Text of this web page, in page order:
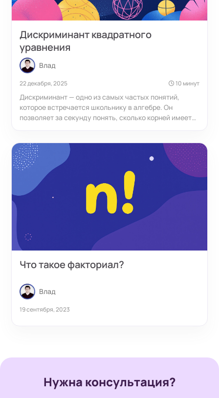
Дискриминант квадратного
уравнения
Влад
22 декабря, 2025 10 минут
Дискриминант — одно из самых частых понятий,
которое встречается школьнику в алгебре. Он
позволяет за секунду понять, сколько корней имеет
дискриминантом не обойтись ни на контрольных, ни
на ОГЭ, ни на ЕГЭ, ни в задачах по физике или
геометрии.
Что такое факториал?
Влад
19 сентября, 2023
Нужна консультация?